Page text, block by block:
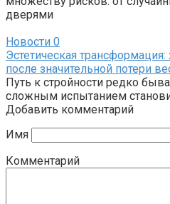
дверями
Новости 0
Эстетическая
после значительной потери
Путь к стройности редко
сложным испытанием
Добавить комментарий
Имя
Комментарий